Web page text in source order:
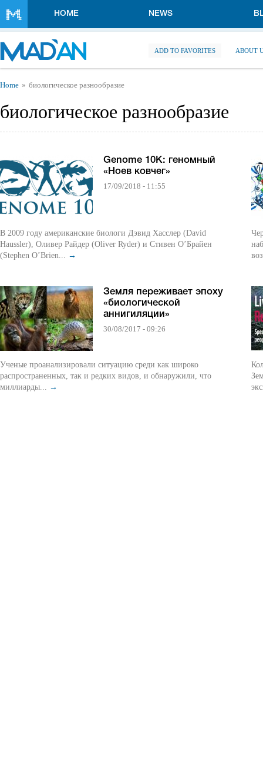
HOME NEWS
ADD TO FAVORITES ABOUT
You are here
Home биологическое разнообразие
биологическое разнообразие
Genome 10K: геномный
«Ноев ковчег»
17/09/2018 - 11:55
В 2009 году американские биологи Дэвид Хасслер (David
Haussler), Оливер Райдер (Oliver Ryder) и Стивен О’Брайен
(Stephen O’Brien... →
Земля переживает эпоху
«биологической
аннигиляции»
30/08/2017 - 09:26
Ученые проанализировали ситуацию среди как широко
распространенных, так и редких видов, и обнаружили, что
миллиарды... →